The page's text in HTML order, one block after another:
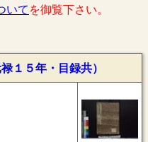
いて を御覧下さい。
５年・目録共）